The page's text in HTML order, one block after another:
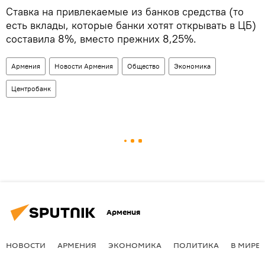
Ставка на привлекаемые из банков средства (то
есть вклады, которые банки хотят открывать в ЦБ)
составила 8%, вместо прежних 8,25%.
Армения Новости Армения Общество Экономика
Центробанк
Армения
НОВОСТИ АРМЕНИЯ ЭКОНОМИКА ПОЛИТИКА В МИРЕ